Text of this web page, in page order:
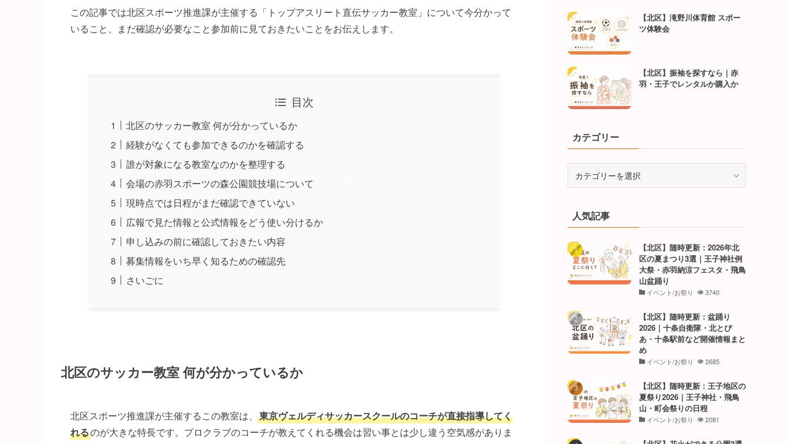
この記事では北区スポーツ推進課が主催する「トップアスリート直伝サッカー教室」について今分かって
いること、まだ確認が必要なこと参加前に見ておきたいことをお伝えします。
目次
北区のサッカー教室 何が分かっているか
経験がなくても参加できるのかを確認する
誰が対象になる教室なのかを整理する
会場の赤羽スポーツの森公園競技場について
現時点では日程がまだ確認できていない
広報で見た情報と公式情報をどう使い分けるか
申し込みの前に確認しておきたい内容
募集情報をいち早く知るための確認先
さいごに
北区のサッカー教室 何が分かっているか
北区スポーツ推進課が主催するこの教室は、 東京ヴェルディサッカースクールのコーチが直接指導してく
れるのが大きな特長です。プロクラブのコーチが教えてくれる機会は習い事とは少し違う空気感がありま
【北区】滝野川体育館 スポー
ツ体験会
【北区】振袖を探すなら｜赤
羽・王子でレンタルか購入か
カテゴリー
ー人気記事
【北区】随時更新：2026年北
区の夏まつり3選｜王子神社例
大祭・赤羽納涼フェスタ・飛鳥
山盆踊り
イベント/お祭り 3740
【北区】随時更新：盆踊り
2026｜十条自衛隊・北とぴ
あ・十条駅前など開催情報まと
め
イベント/お祭り 2685
【北区】随時更新：王子地区の
夏祭り2026｜王子神社・飛鳥
山・町会祭りの日程
イベント/お祭り 2081